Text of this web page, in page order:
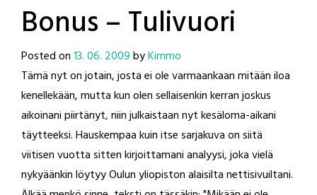
Bonus – Tulivuori
Posted on13. 06. 2009byKimmo
Tämä nyt on jotain, josta ei ole varmaankaan mitään iloa
kenellekään, mutta kun olen sellaisenkin kerran joskus
aikoinani piirtänyt, niin julkaistaan nyt kesäloma-aikani
täytteeksi. Hauskempaa kuin itse sarjakuva on siitä
viitisen vuotta sitten kirjoittamani analyysi, joka vielä
nykyäänkin löytyy Oulun yliopiston alaisilta nettisivuiltani.